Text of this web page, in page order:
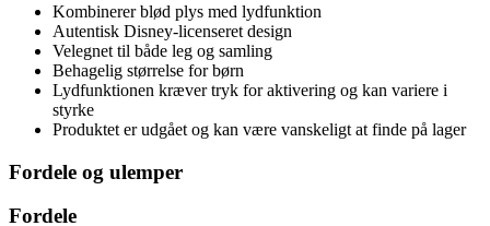
Kombinerer blød plys med lydfunktion
Autentisk Disney-licenseret design
Velegnet til både leg og samling
Behagelig størrelse for børn
Lydfunktionen kræver tryk for aktivering og kan variere i
styrke
Produktet er udgået og kan være vanskeligt at finde på lager
Fordele og ulemper
Fordele